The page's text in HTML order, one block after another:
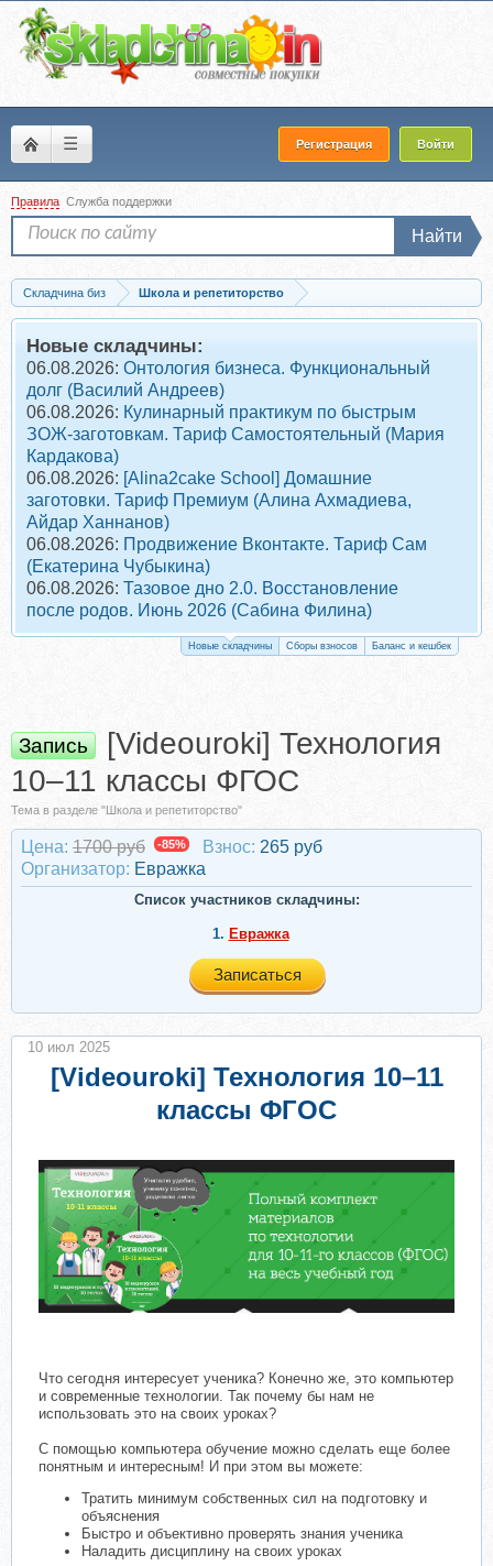
☰ Регистрация Войти
Правила Служба поддержки
Найти
Складчина биз
Школа и репетиторство
Запись [Videouroki] Технология 10–11 классы ФГОС
Новые складчины:
06.08.2026: Онтология бизнеса. Функциональный
долг (Василий Андреев)
06.08.2026: Кулинарный практикум по быстрым
ЗОЖ-заготовкам. Тариф Самостоятельный (Мария
Кардакова)
06.08.2026: [Alina2cake School] Домашние
заготовки. Тариф Премиум (Алина Ахмадиева,
Айдар Ханнанов)
06.08.2026: Продвижение Вконтакте. Тариф Сам
(Екатерина Чубыкина)
06.08.2026: Тазовое дно 2.0. Восстановление
после родов. Июнь 2026 (Сабина Филина)
Новые складчины Сборы взносов Баланс и кешбек
Запись
[Videouroki] Технология
10–11 классы ФГОС
Тема в разделе "Школа и репетиторство"
Цена: 1700 руб -85% Взнос: 265 руб
Организатор: Евражкa
Список участников складчины:
1. Евражкa
Записаться
[Videouroki] Технология 10–11
классы ФГОС
Что сегодня интересует ученика? Конечно же, это компьютер
и современные технологии. Так почему бы нам не
использовать это на своих уроках?
С помощью компьютера обучение можно сделать еще более
понятным и интересным! И при этом вы можете:
Тратить минимум собственных сил на подготовку и
объяснения
Быстро и объективно проверять знания ученика
Наладить дисциплину на своих уроках
10 июл 2025